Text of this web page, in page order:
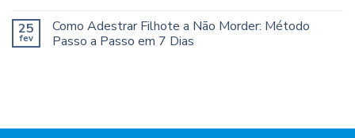
25
fev
Como Adestrar Filhote a Não Morder: Método
Passo a Passo em 7 Dias